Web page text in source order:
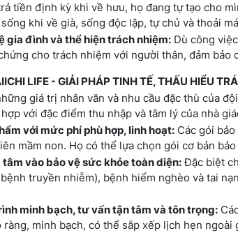
tiền định kỳ khi về hưu, họ đang tự tạo cho
khi về già, sống độc lập, tự chủ và thoải
gia đình và thể hiện trách nhiệm: Dù công
cho trách nhiệm với người thân, đảm
LIFE - GIẢI PHÁP TINH TẾ, THẤU HIỂU
giá trị nhân văn và nhu cầu đặc thù của
với đặc điểm thu nhập và tâm lý của nhà
với mức phí phù hợp, linh hoạt: Các gói
mầm non. Họ có thể lựa chọn gói cơ bản
tâm vào bảo vệ sức khỏe toàn diện:Đặc biệt
truyền nhiễm), bệnh hiểm nghèo và tai
minh bạch, tư vấn tận tâm và tôn trọng:
ràng, minh bạch, có thể sắp xếp lịch hẹn